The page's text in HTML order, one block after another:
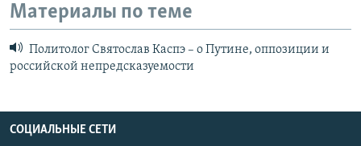
Материалы по теме
Политолог Святослав Каспэ – о Путине, оппозиции и
российской непредсказуемости
СОЦИАЛЬНЫЕ СЕТИ